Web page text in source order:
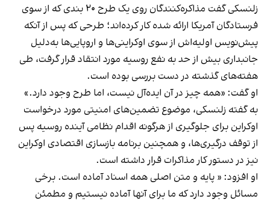
زلنسکی گفت مذاکره‌کنندگان روی یک طرح ۲۰ بندی که از سوی
فرستادگان آمریکا ارائه شده کار کرده‌اند؛ طرحی که پس از آنکه
پیش‌نویس اولیه‌اش از سوی اوکراینی‌ها و اروپایی‌ها به‌دلیل
جانبداری بیش از حد به نفع روسیه مورد انتقاد قرار گرفت، طی
هفته‌های گذشته در دست بررسی بوده است.
او گفت: «همه چیز در آن ایده‌آل نیست، اما طرح وجود دارد.»
به گفته زلنسکی، موضوع تضمین‌های امنیتی مورد درخواست
اوکراین برای جلوگیری از هرگونه اقدام نظامی آینده روسیه پس
از توقف درگیری‌ها، و همچنین برنامه بازسازی اقتصادی اوکراین
نیز در دستور کار مذاکرات قرار داشته است.
او افزود: « پایه و متن اصلی همه اسناد آماده است. برخی
مسائل وجود دارد که ما برای آنها آماده نیستیم و مطمئن